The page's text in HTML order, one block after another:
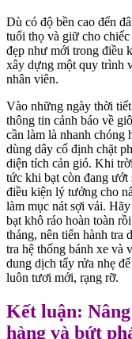
Dù có độ bền cao đến
tuổi thọ và giữ cho
đẹp như mới trong điều
xây dựng một quy trình
nhân viên.
Vào những ngày thời
thông tin cảnh báo về
cần làm là nhanh chóng
dùng dây cố định chặt
diện tích cản gió. Khi
tức khi bạt còn đang ướt
điều kiện lý tưởng cho
làm mục nát sợi vải.
bạt khô ráo hoàn toàn
tháng, nên tiến hành tra
tra hệ thống bánh xe và
dung dịch tẩy rửa nhẹ
luôn tươi mới, rạng rỡ.
Kết luận:
hàng và bứt